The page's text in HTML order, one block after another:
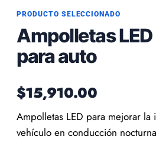
PRODUCTO SELECCIONADO
Ampolletas LED
para auto
$15,910.00
Ampolletas LED para mejorar la
vehículo en conducción